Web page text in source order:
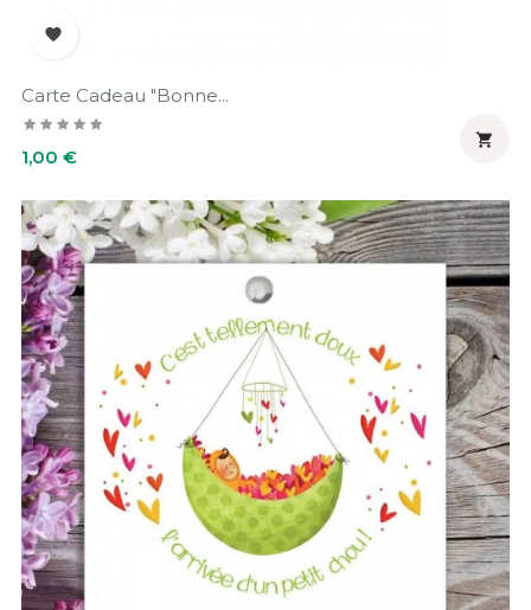

Carte Cadeau "Bonne...
Prix
1,00 €
